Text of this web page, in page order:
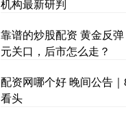
机构最新研判
靠谱的炒股配资 黄金反
元关口，后市怎么走？
配资网哪个好 晚间公告
看头